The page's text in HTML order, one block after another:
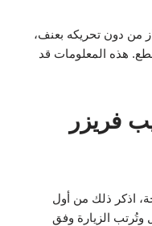
من دون تحريكه بعنف،
هذه المعلومات قد
فريزر
اذكر ذلك من أول
وتُرتب الزيارة وفق